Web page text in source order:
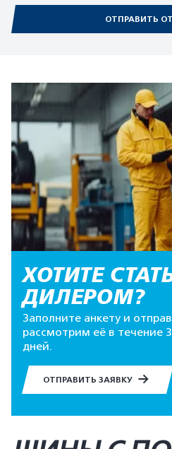
ОТПРАВИТЬ
ХОТИТЕ
ДИЛЕРОМ?
Заполните анкету и
рассмотрим её в течение
дней.
ОТПРАВИТЬ ЗАЯВКУ